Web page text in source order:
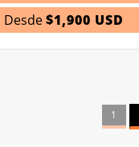
Desde$1,900 USD
1